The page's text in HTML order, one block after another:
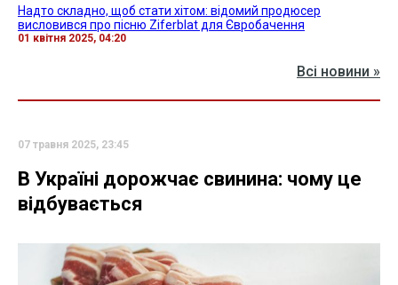
Надто складно, щоб стати хітом: відомий продюсер
висловився про пісню Ziferblat для Євробачення
01 квітня 2025, 04:20
Всі новини »
07 травня 2025, 23:45
В Україні дорожчає свинина: чому це
відбувається